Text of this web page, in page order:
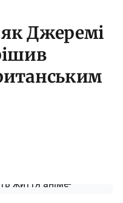
Джеремі